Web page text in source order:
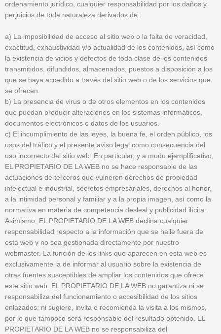
ordenamiento jurídico, cualquier responsabilidad por los daños y
perjuicios de toda naturaleza derivados de:
a) La imposibilidad de acceso al sitio web o la falta de veracidad,
exactitud, exhaustividad y/o actualidad de los contenidos, así como
la existencia de vicios y defectos de toda clase de los contenidos
transmitidos, difundidos, almacenados, puestos a disposición a los
que se haya accedido a través del sitio web o de los servicios que
se ofrecen.
b) La presencia de virus o de otros elementos en los contenidos
que puedan producir alteraciones en los sistemas informáticos,
documentos electrónicos o datos de los usuarios.
c) El incumplimiento de las leyes, la buena fe, el orden público, los
usos del tráfico y el presente aviso legal como consecuencia del
uso incorrecto del sitio web. En particular, y a modo ejemplificativo,
EL PROPIETARIO DE LA WEB no se hace responsable de las
actuaciones de terceros que vulneren derechos de propiedad
intelectual e industrial, secretos empresariales, derechos al honor,
a la intimidad personal y familiar y a la propia imagen, así como la
normativa en materia de competencia desleal y publicidad ilícita.
Asimismo, EL PROPIETARIO DE LA WEB declina cualquier
responsabilidad respecto a la información que se halle fuera de
esta web y no sea gestionada directamente por nuestro
webmaster. La función de los links que aparecen en esta web es
exclusivamente la de informar al usuario sobre la existencia de
otras fuentes susceptibles de ampliar los contenidos que ofrece
este sitio web. EL PROPIETARIO DE LA WEB no garantiza ni se
responsabiliza del funcionamiento o accesibilidad de los sitios
enlazados; ni sugiere, invita o recomienda la visita a los mismos,
por lo que tampoco será responsable del resultado obtenido. EL
PROPIETARIO DE LA WEB no se responsabiliza del